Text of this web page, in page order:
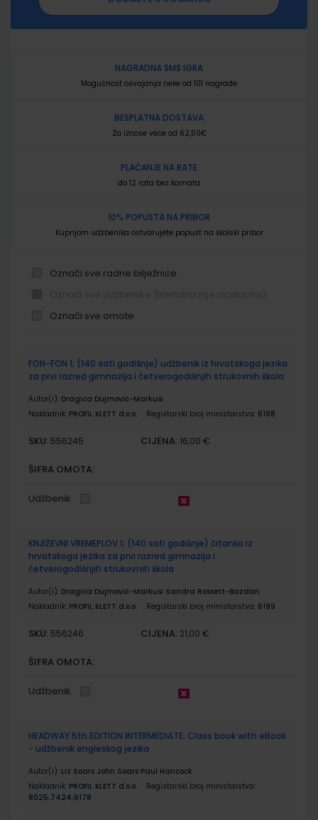
NAGRADNA SMS IGRA
Mogućnost osvajanja neke od 101 nagrade
BESPLATNA DOSTAVA
Za iznose veće od 62,50€
PLAĆANJE NA RATE
do 12 rata bez kamata
10% POPUSTA NA PRIBOR
Kupnjom udžbenika ostvarujete popust na školski pribor
Označi sve radne bilježnice
Označi sve omote
proizvodi
FON-FON 1; (140 sati godišnje) udžbenik iz hrvatskoga jezika
za prvi razred gimnazija i četverogodišnjih strukovnih škola
Autor(i): Dragica Dujmović-Markusi
Nakladnik: PROFIL KLETT d.o.o. Registarski broj ministarstva: 6198
SKU: 556245 CIJENA: 16,00 €
ŠIFRA OMOTA:
Udžbenik
KNJIŽEVNI VREMEPLOV 1; (140 sati godišnje) čitanka iz
hrvatskoga jezika za prvi razred gimnazija i
četverogodišnjih strukovnih škola
Autor(i): Dragica Dujmović-Markusi Sandra Rossett-Bazdan
Nakladnik: PROFIL KLETT d.o.o. Registarski broj ministarstva: 6199
SKU: 556246 CIJENA: 21,00 €
ŠIFRA OMOTA:
Udžbenik
HEADWAY 5th EDITION INTERMEDIATE; Class book with eBook
- udžbenik engleskog jezika
Autor(i): Liz Soars John Soars Paul Hancock
Nakladnik: PROFIL KLETT d.o.o.
Registarski broj ministarstva:
8025;7424;6178